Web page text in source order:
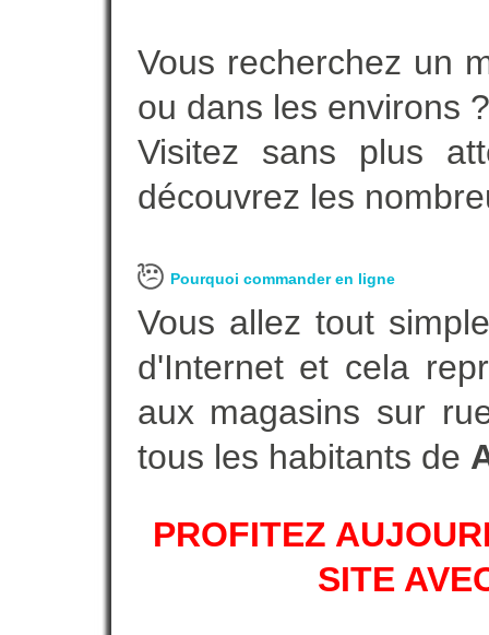
Vous recherchez un
ou dans les environs ?
Visitez sans plus
découvrez les
Pourquoi commander en ligne
Vous allez tout
d'Internet et cela
aux magasins sur
tous les habitants de
PROFITEZ
SITE